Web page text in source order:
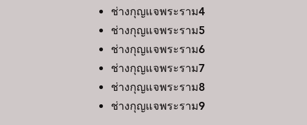
ช่างกุญแจพระราม4
ช่างกุญแจพระราม5
ช่างกุญแจพระราม6
ช่างกุญแจพระราม7
ช่างกุญแจพระราม8
ช่างกุญแจพระราม9